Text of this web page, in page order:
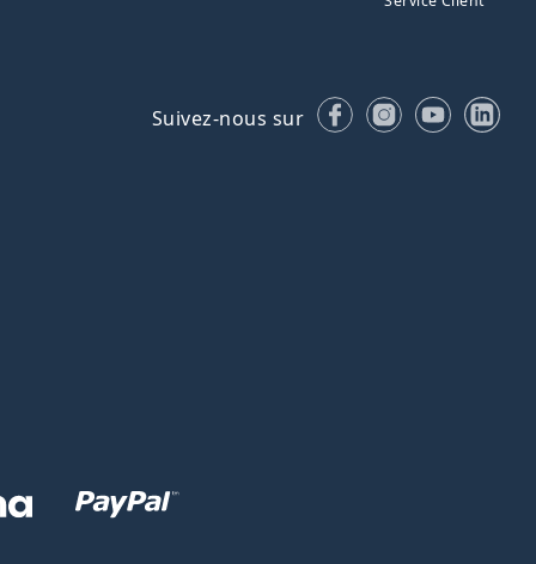
Suivez-nous sur FacebookInstagram
YouTube